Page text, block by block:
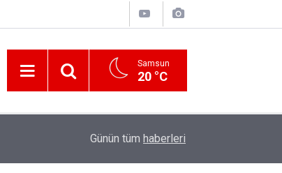
Samsun
20 °C
Samsun'da fındık hasat ve ihraç tarihleri
Günün tüm haberleri